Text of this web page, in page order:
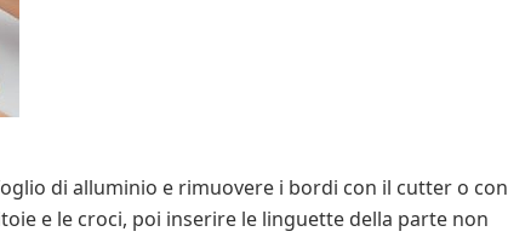
di alluminio e rimuovere i bordi con il cutter o con
e le croci, poi inserire le linguette della parte non